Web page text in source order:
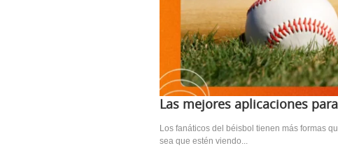
Las mejores aplicaciones
Los fanáticos del béisbol tienen más formas
sea que estén viendo...